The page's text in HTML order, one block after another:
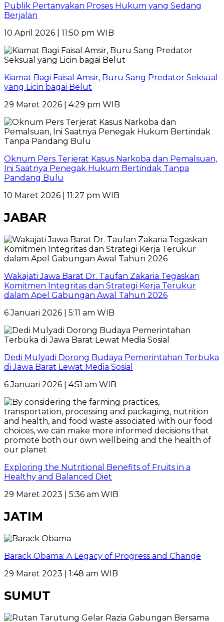
Publik Pertanyakan Proses Hukum yang Sedang
Berjalan
10 April 2026 | 11:50 pm WIB
Kiamat Bagi Faisal Amsir, Buru Sang Predator Seksual
yang Licin bagai Belut
29 Maret 2026 | 4:29 pm WIB
Oknum Pers Terjerat Kasus Narkoba dan Pemalsuan,
Ini Saatnya Penegak Hukum Bertindak Tanpa
Pandang Bulu
10 Maret 2026 | 11:27 pm WIB
JABAR
Wakajati Jawa Barat Dr. Taufan Zakaria Tegaskan
Komitmen Integritas dan Strategi Kerja Terukur
dalam Apel Gabungan Awal Tahun 2026
6 Januari 2026 | 5:11 am WIB
Dedi Mulyadi Dorong Budaya Pemerintahan Terbuka
di Jawa Barat Lewat Media Sosial
6 Januari 2026 | 4:51 am WIB
Exploring the Nutritional Benefits of Fruits in a
Healthy and Balanced Diet
29 Maret 2023 | 5:36 am WIB
JATIM
Barack Obama: A Legacy of Progress and Change
29 Maret 2023 | 1:48 am WIB
SUMUT